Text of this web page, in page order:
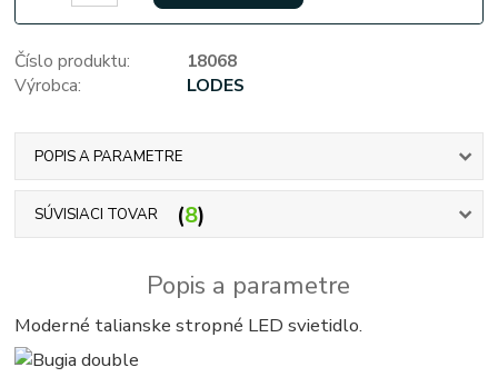
Číslo produktu:
18068
Výrobca:
LODES
POPIS A PARAMETRE
SÚVISIACI TOVAR 8
Popis a parametre
Moderné talianske stropné LED svietidlo.